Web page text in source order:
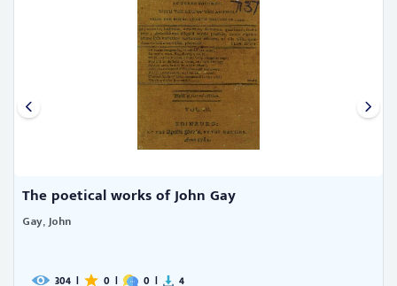
The poetical works of John Gay
Gay, John
304 | 0 | 0 | 4